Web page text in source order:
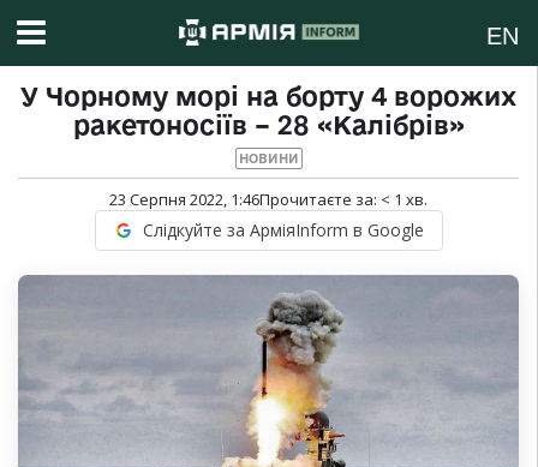
EN
У Чорному морі на борту 4 ворожих
ракетоносіїв – 28 «Калібрів»
НОВИНИ
23 Серпня 2022, 1:46Прочитаєте за: < 1 хв.
Слідкуйте за АрміяInform в Google